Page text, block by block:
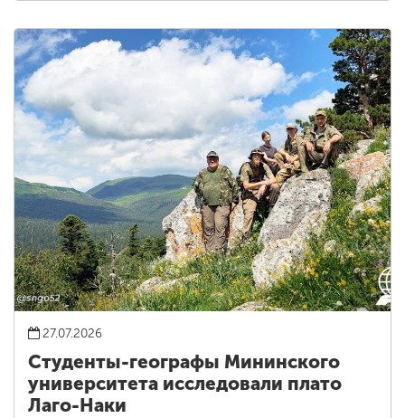
27.07.2026
Студенты-географы Мининского
университета исследовали плато
Лаго-Наки